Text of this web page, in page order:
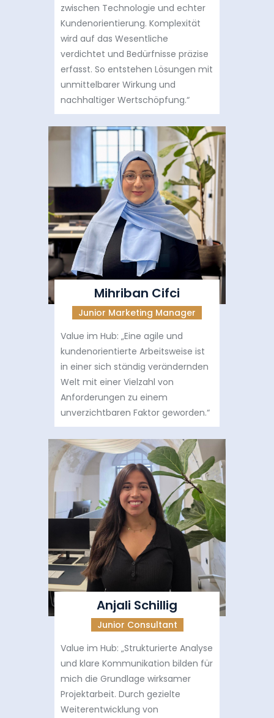
zwischen Technologie und echter
Kundenorientierung. Komplexität
wird auf das Wesentliche
verdichtet und Bedürfnisse präzise
erfasst. So entstehen Lösungen mit
unmittelbarer Wirkung und
nachhaltiger Wertschöpfung.“
Mihriban Cifci
Junior Marketing Manager
Value im Hub: „Eine agile und
kundenorientierte Arbeitsweise ist
in einer sich ständig verändernden
Welt mit einer Vielzahl von
Anforderungen zu einem
unverzichtbaren Faktor geworden.“
Anjali Schillig
Junior Consultant
Value im Hub: „Strukturierte Analyse
und klare Kommunikation bilden für
mich die Grundlage wirksamer
Projektarbeit. Durch gezielte
Weiterentwicklung von